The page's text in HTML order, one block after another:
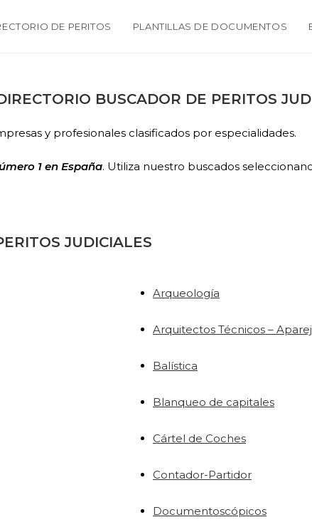
DE PERITOS PLANTILLAS DE DOCUMENTOS
BUSCADOR DE PERITOS
y profesionales clasificados por especialidades.
1 en España. Utiliza nuestro buscados
JUDICIALES
Arqueología
Arquitectos Técnicos –
Balística
Blanqueo de capitales
Cártel de Coches
Contador-Partidor
Documentoscópicos